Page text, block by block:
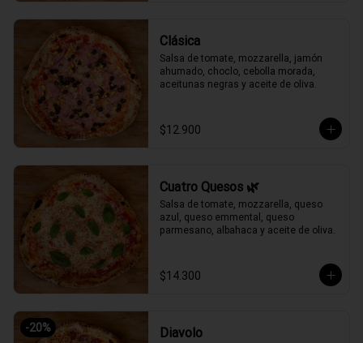
Clásica
Salsa de tomate, mozzarella, jamón
ahumado, choclo, cebolla morada,
aceitunas negras y aceite de oliva.
$12.900
Cuatro Quesos 🌿
Salsa de tomate, mozzarella, queso
azul, queso emmental, queso
parmesano, albahaca y aceite de oliva.
$14.300
-20% Diavolo